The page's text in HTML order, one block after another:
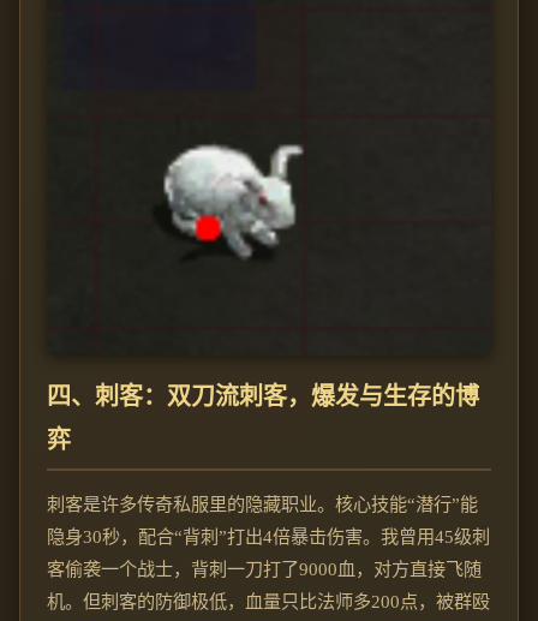
四、刺客：双刀流刺客，爆发与生存的博
弈
刺客是许多传奇私服里的隐藏职业。核心技能“潜行”能
隐身30秒，配合“背刺”打出4倍暴击伤害。我曾用45级刺
客偷袭一个战士，背刺一刀打了9000血，对方直接飞随
机。但刺客的防御极低，血量只比法师多200点，被群殴